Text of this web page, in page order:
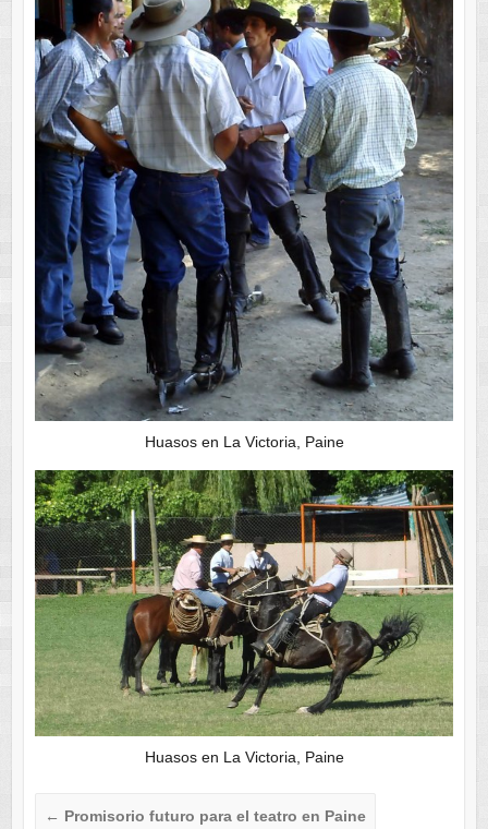
Huasos en La Victoria, Paine
Huasos en La Victoria, Paine
← Promisorio futuro para el teatro en Paine